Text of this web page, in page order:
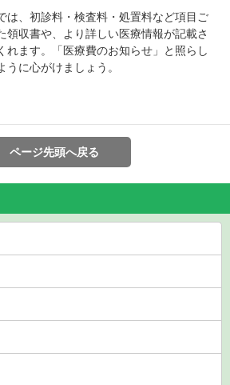
は、初診料・検査料・処置料など項目ご
領収書や、より詳しい医療情報が記載さ
れます。「医療費のお知らせ」と照らし
に心がけましょう。
ページ先頭へ戻る